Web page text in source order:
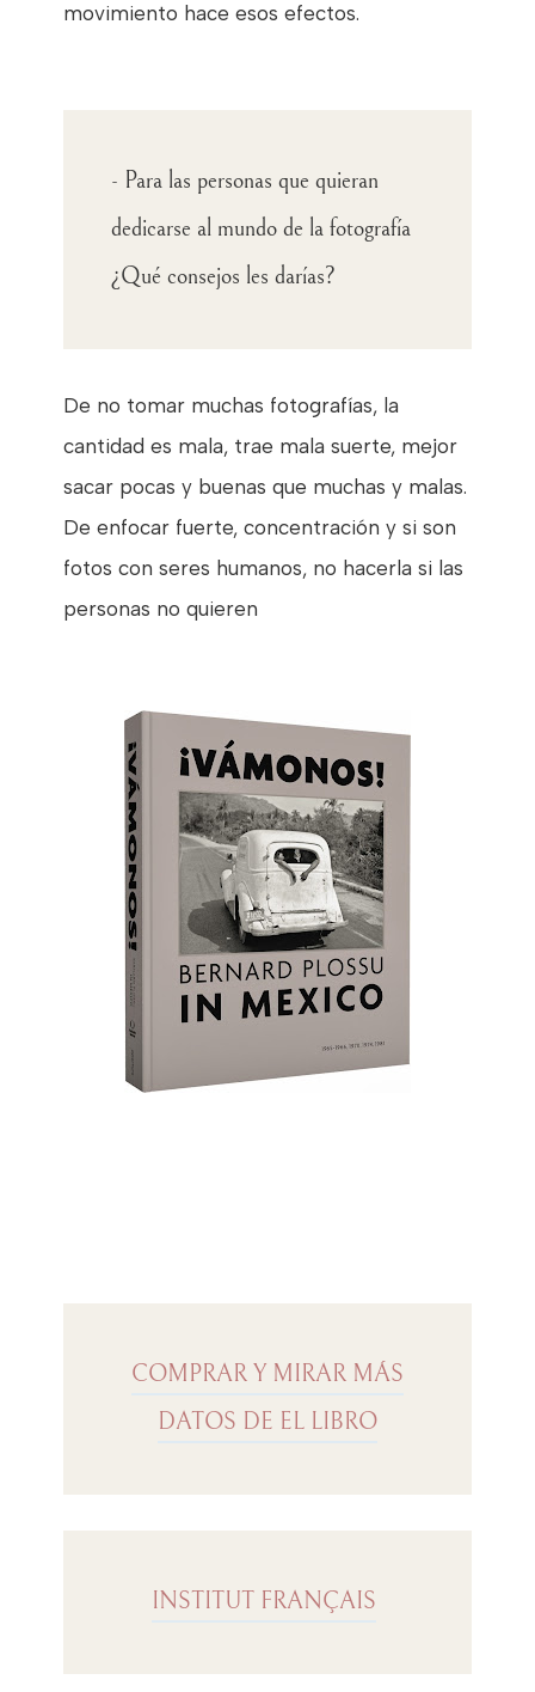
movimiento hace esos efectos.
- Para las personas que quieran
dedicarse al mundo de la fotografía
¿Qué consejos les darías?
De no tomar muchas fotografías, la
cantidad es mala, trae mala suerte, mejor
sacar pocas y buenas que muchas y malas.
De enfocar fuerte, concentración y si son
fotos con seres humanos, no hacerla si las
personas no quieren
COMPRAR Y MIRAR MÁS
DATOS DE EL LIBRO
INSTITUT FRANÇAIS